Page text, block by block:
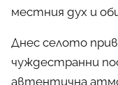
местния дух и
Днес селото
чуждестранни
автентична